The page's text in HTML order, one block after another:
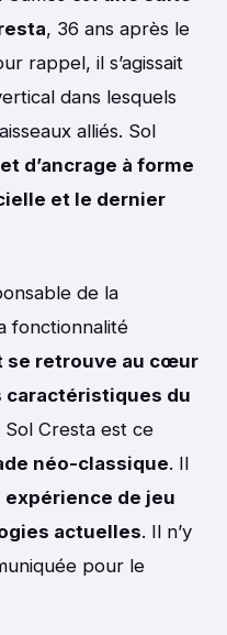
, 36 ans après le
rappel, il s’agissait
dans lesquels
alliés. Sol
d’ancrage à forme
et le dernier
de la
fonctionnalité
se retrouve au cœur
caractéristiques du
Sol Cresta est ce
néo-classique. Il
de jeu
actuelles. Il n’y
pour le